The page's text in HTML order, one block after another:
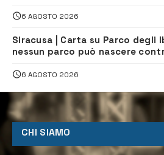
6 AGOSTO 2026
Siracusa | Carta su Parco degli
nessun parco può nascere
6 AGOSTO 2026
CHI SIAMO